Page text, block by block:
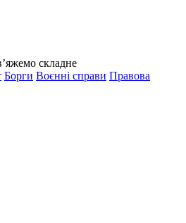
складне
Борги Воєнні справи Правова